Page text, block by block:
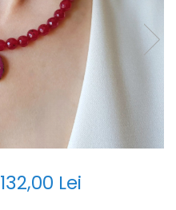
132,00 Lei